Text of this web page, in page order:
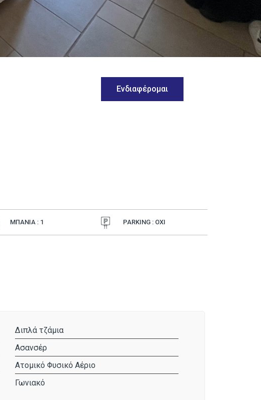
Ενδιαφέρομαι
ΜΠΑΝΙΑ : 1 PARKING : ΟΧΙ
Διπλά τζάμια
Ασανσέρ
Ατομικό Φυσικό Αέριο
Γωνιακό